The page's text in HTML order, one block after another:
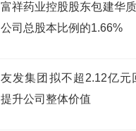
富祥药业控股股东包建华
公司总股本比例的1.66%
友发集团拟不超2.12亿元
提升公司整体价值